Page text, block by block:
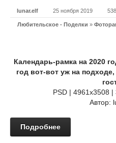
lunar.elf 25 ноября 2019 538
Любительское - Поделки »
Календарь-рамка на 2020
год вот-вот уж на
PSD | 4961х3508
Автор:
Подробнее